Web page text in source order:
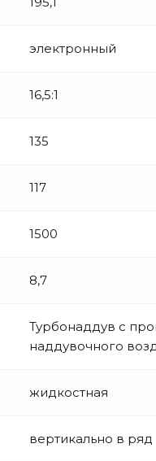
электронный
16,5:1
135
117
1500
8,7
Турбонаддув с
наддувочного
жидкостная
вертикально в ряд